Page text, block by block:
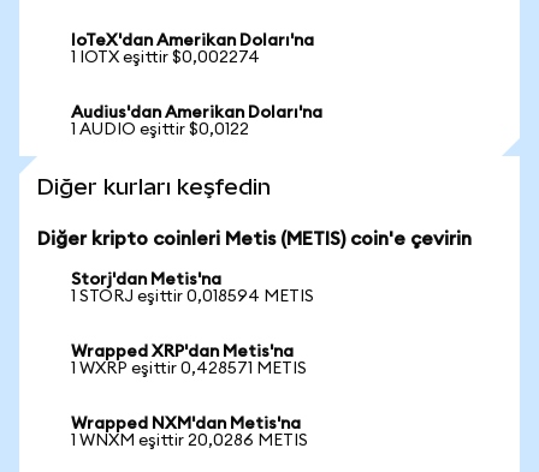
IoTeX'dan Amerikan Doları'na
1 IOTX eşittir $0,002274
Audius'dan Amerikan Doları'na
1 AUDIO eşittir $0,0122
Diğer kurları keşfedin
Diğer kripto coinleri Metis (METIS) coin'e çevirin
Storj'dan Metis'na
1 STORJ eşittir 0,018594 METIS
Wrapped XRP'dan Metis'na
1 WXRP eşittir 0,428571 METIS
Wrapped NXM'dan Metis'na
1 WNXM eşittir 20,0286 METIS